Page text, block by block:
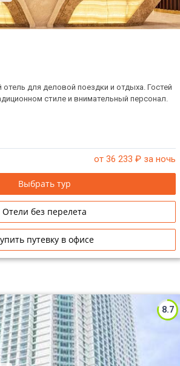
для деловой поездки и отдыха. Гостей
стиле и внимательный персонал.
от 36 233 ₽ за ночь
Выбрать тур
Отели без перелета
путевку в офисе
8.7